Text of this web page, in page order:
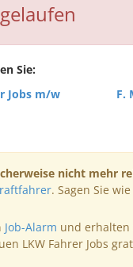
Sie:
Jobs m/w
F.
nicht mehr
. Sagen Sie
Job-Alarm und erhalten
LKW Fahrer Jobs